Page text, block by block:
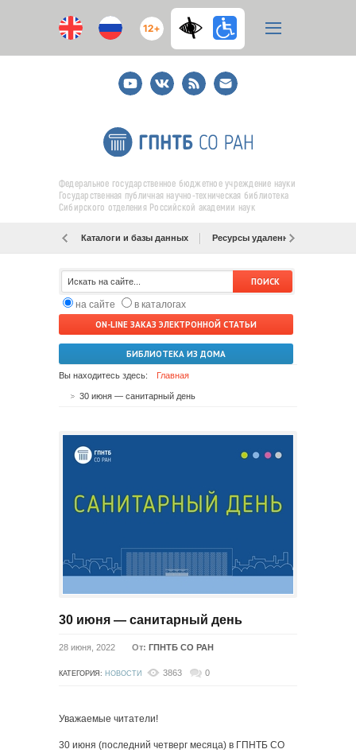
12+
YoutubeВКонтакте
RSS
E-
mail
подписка
Федеральное государственное бюджетное учреждение науки
Государственная публичная научно-техническая библиотека
Сибирского отделения Российской академии наук
Каталоги и базы данных Ресурсы удаленного доступа
на сайте
в каталогах
ON-LINE ЗАКАЗ ЭЛЕКТРОННОЙ СТАТЬИ
БИБЛИОТЕКА ИЗ ДОМА
Вы находитесь здесь: Главная
30 июня — санитарный день
30 июня — санитарный день
28 июня, 2022 От: ГПНТБ СО РАН
КАТЕГОРИЯ: НОВОСТИ 3863 0
Уважаемые читатели!
30 июня (последний четверг месяца) в ГПНТБ СО